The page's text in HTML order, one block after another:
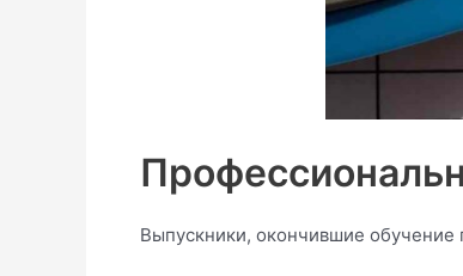
Выпускники, окончившие обучение